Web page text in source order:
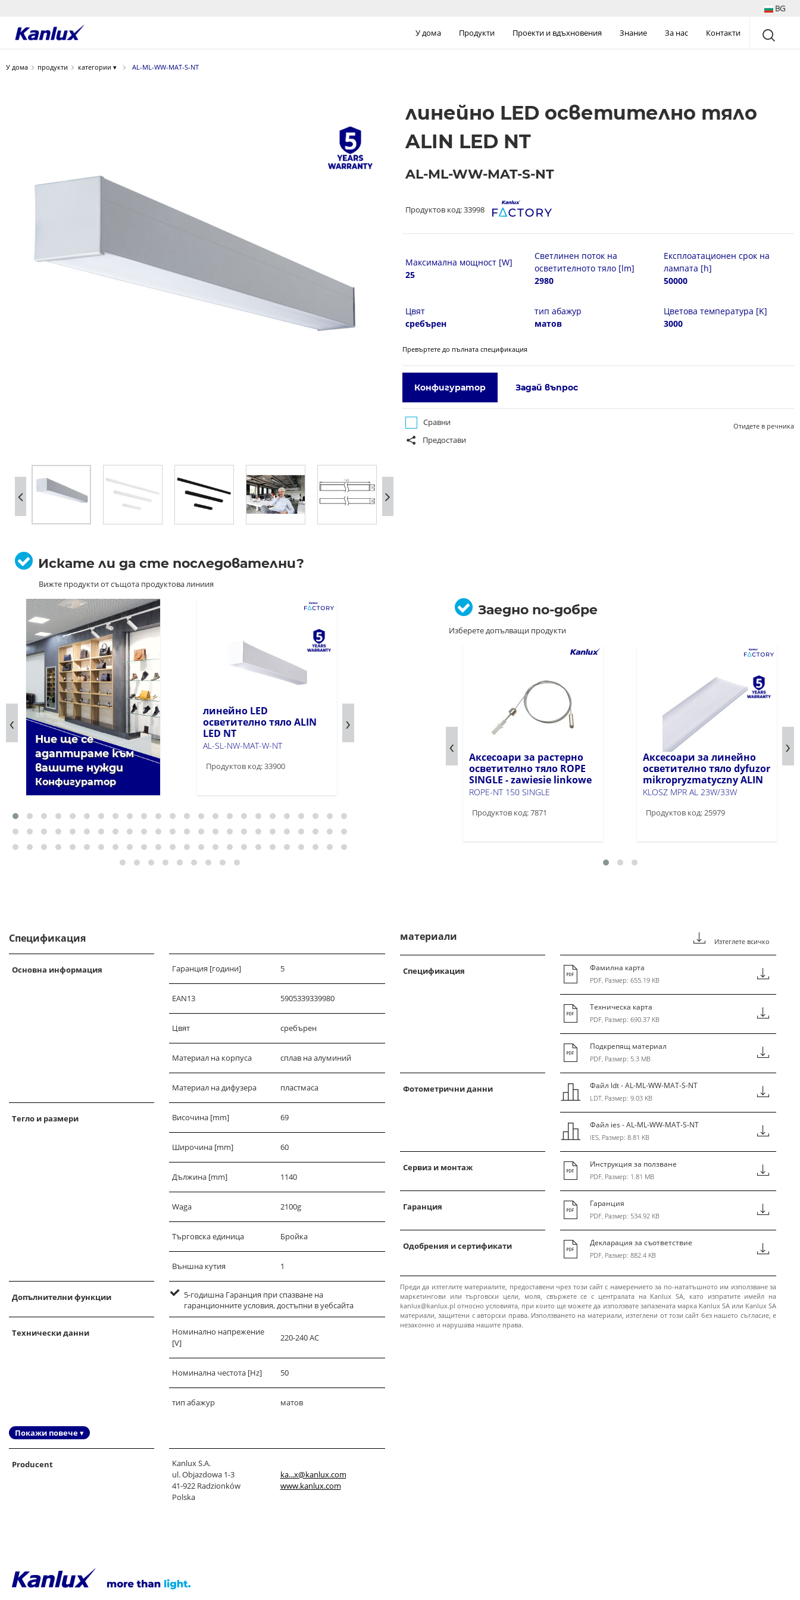
BG
Strona
Kanlux
У дома Продукти Проекти и вдъхновения Знание За нас Контакти
У дома продукти категории ▾ AL-ML-WW-MAT-S-NT
линейно LED осветително тяло
ALIN LED NT
AL-ML-WW-MAT-S-NT
Продуктов код: 33998
Максимална мощност [W]
25
Светлинен поток на
осветителното тяло [lm]
2980
Експлоатационен срок на
лампата [h]
50000
Цвят
сребърен
тип абажур
матов
Цветова температура [K]
3000
Превъртете до пълната спецификация
Конфигуратор Задай въпрос
Сравни
Предостави
Отидете в речника
Искате ли да сте последователни?
Вижте продукти от същота продуктова линиия
Ние ще се
адаптираме към
вашите нужди
Конфигуратор
линейно LED
осветително тяло ALIN
LED NT
AL-SL-NW-MAT-W-NT
Продуктов код: 33900
AL-SH-NW-MAT-W-NT
Продуктов код: 33901
линейно LED
осветително тяло ALIN
Продуктов код: 33902
линейно LED
AL-SH-WW-MAT-W-
Продуктов код:
Заедно по-добре
Изберете допълващи продукти
Аксесоари за растерно
осветително тяло ROPE
SINGLE - zawiesie linkowe
ROPE-NT 150 SINGLE
Продуктов код: 7871
Аксесоари за линейно
осветително тяло dyfuzor
mikropryzmatyczny ALIN
KLOSZ MPR AL 23W/33W
Продуктов код: 25979
Спецификация
Основна информация Гаранция [години] 5
EAN13 5905339339980
Цвят сребърен
Материал на корпуса сплав на алуминий
Материал на дифузера пластмаса
Тегло и размери Височина [mm] 69
Широчина [mm] 60
Дължина [mm] 1140
Waga 2100g
Търговска единица Бройка
Външна кутия 1
Допълнителни функции
5-годишна Гаранция при спазване на
гаранционните условия, достъпни в уебсайта
Технически данни
Номинално напрежение
[V]
220-240 AC
Номинална честота [Hz] 50
тип абажур матов
Покажи повече ▾
Producent
Kanlux S.A.
ul. Objazdowa 1-3
41-922 Radzionków
Polska
ka...x@kanlux.com
www.kanlux.com
материали Изтеглете всичко
Спецификация Фамилна карта
PDF, Размер: 655.19 KB
Техническа карта
PDF, Размер: 690.37 KB
Подкрепящ материал
PDF, Размер: 5.3 MB
Фотометрични данни Файл ldt - AL-ML-WW-MAT-S-NT
LDT, Размер: 9.03 KB
Файл ies - AL-ML-WW-MAT-S-NT
IES, Размер: 8.81 KB
Сервиз и монтаж Инструкция за ползване
PDF, Размер: 1.81 MB
Гаранция Гаранция
PDF, Размер: 534.92 KB
Одобрения и сертификати Декларация за съответствие
PDF, Размер: 882.4 KB
Преди да изтеглите материалите, предоставени чрез този сайт с намерението за по-нататъшното им използване за
маркетингови или търговски цели, моля, свържете се с централата на Kanlux SA, като изпратите имейл на
kanlux@kanlux.pl относно условията, при които ще можете да използвате запазената марка Kanlux SA или Kanlux SA
материали, защитени с авторски права. Използването на материали, изтеглени от този сайт без нашето съгласие, е
незаконно и нарушава нашите права.